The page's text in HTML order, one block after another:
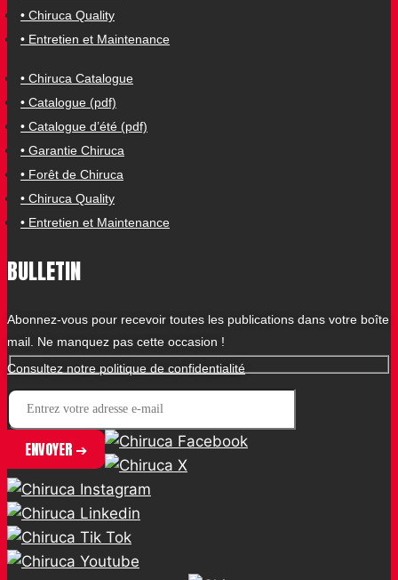
• Chiruca Quality
• Entretien et Maintenance
• Chiruca Catalogue
• Catalogue (pdf)
• Catalogue d’été (pdf)
• Garantie Chiruca
• Forêt de Chiruca
• Chiruca Quality
• Entretien et Maintenance
BULLETIN
Abonnez-vous pour recevoir toutes les publications dans votre boîte
mail. Ne manquez pas cette occasion !
Consultez notre politique de confidentialité